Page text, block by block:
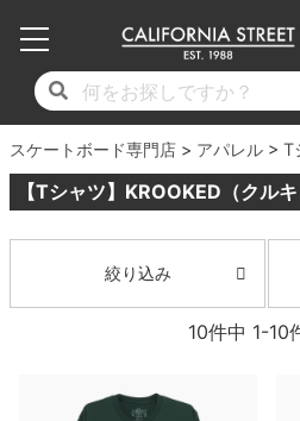
スケートボード専門店 アパレル T
【Tシャツ】KROOKED（クルキ
絞り込み
10件中 1-10
17時までのご注文は当日
11,000円以上で送料
毎月1日はポイント5倍！10日と
コンプリートセット（完成品）
デッキ
17時までのご注文は当日
11,000円以上で送料
毎月1日はポイント5倍！10日と
デッキ新着一覧
デッキブランド一覧（全てのデ
サイズからデッキを選ぶ
子供用デッキ
7.0inch以下
7.2inch
17時までのご注文は当日
11,000円以上で送料
毎月1日はポイント5倍！10日と
トラック新着一覧
トラックブランド一覧（全ての
適合デッキサイズから選ぶ
7.0inch以下
7.2inch
7.3inch
ウィール
17時までのご注文は当日
11,000円以上で送料
毎月1日はポイント5倍！10日と
ウィール新着一覧
ウィールブランド一覧（全ての
ウィールをサイズから選ぶ
50mm
51mm
52mm
スピットファイヤー F4（フォー
17時までのご注文は当日
11,000円以上で送料
毎月1日はポイント5倍！10日と
シューズ新着一覧
シューズブランド一覧
シューズをサイズから選ぶ
20cm
21cm
22cm
17時までのご注文は当日
11,000円以上で送料
毎月1日はポイント5倍！10日と
Tシャツ
ロングスリーブTシャツ
パーカー
17時までのご注文は当日
11,000円以上で送料
毎月1日はポイント5倍！10日と
最新ブログ一覧
カテゴリー
17時までのご注文は当日
11,000円以上で送料
毎月1日はポイント5倍！10日と
初心者の方へ
スタッフおすすめアイテム
17時までのご注文は当日
11,000円以上で送料
毎月1日はポイント5倍！10日と
店舗情報
ショップライダー紹介
カリフォルニアストリートの歴史